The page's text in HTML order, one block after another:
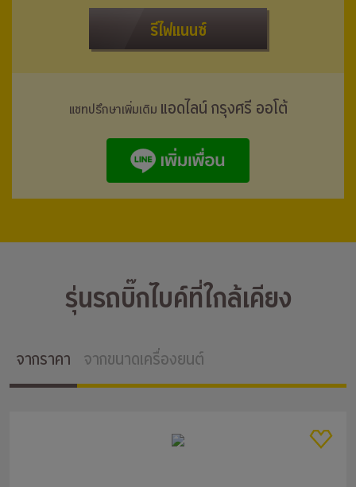
รีไฟแนนซ์
แชทปรึกษาเพิ่มเติม แอดไลน์ กรุงศรี ออโต้
รุ่นรถบิ๊กไบค์ที่ใกล้เคียง
จากราคา จากขนาดเครื่องยนต์